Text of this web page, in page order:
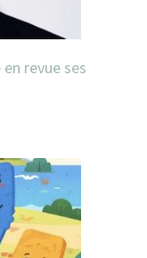
en revue ses